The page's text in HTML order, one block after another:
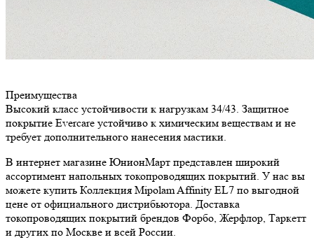
Преимущества
Высокий класс устойчивости к нагрузкам 34/43. Защитное
покрытие Evercare устойчиво к химическим веществам и не
требует дополнительного нанесения мастики.
В интернет магазине ЮнионМарт представлен широкий
ассортимент напольных токопроводящих покрытий. У нас вы
можете купить Коллекция Mipolam Affinity EL7 по выгодной
цене от официального дистрибьютора. Доставка
токопроводящих покрытий брендов Форбо, Жерфлор, Таркетт
и других по Москве и всей России.